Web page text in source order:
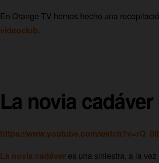
En Orange TV hemos hecho una
videoclub.
La novia cadáver
https://www.youtube.com/
La novia cadáveres una siniestra, a la